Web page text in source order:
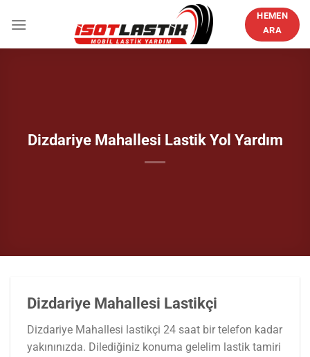
atla
HEMEN
ARA
Dizdariye Mahallesi Lastik Yol Yardım
Dizdariye Mahallesi Lastikçi
Dizdariye Mahallesi lastikçi 24 saat bir telefon kadar
yakınınızda. Dilediğiniz konuma gelelim lastik tamiri